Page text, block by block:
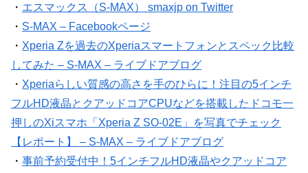
・ エスマックス（S-MAX） smaxjp on Twitter
・ S-MAX – Facebookページ
・ Xperia Zを過去のXperiaスマートフォンとスペック比較
してみた – S-MAX – ライブドアブログ
・ Xperiaらしい質感の高さを手のひらに！注目の5インチ
フルHD液晶とクアッドコアCPUなどを搭載したドコモ一
押しのXiスマホ「Xperia Z SO-02E」を写真でチェック
【レポート】 – S-MAX – ライブドアブログ
・ 事前予約受付中！5インチフルHD液晶やクアッドコア